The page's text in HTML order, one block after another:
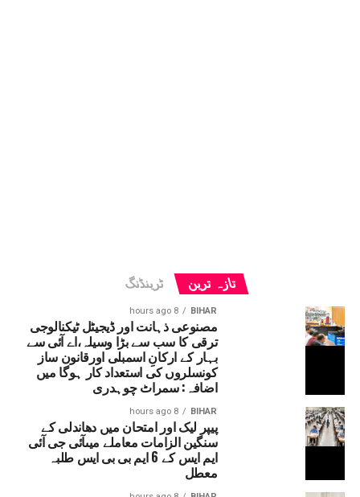
تازہ ترین ٹرینڈنگ
BIHAR
8 hours ago
مصنوعی ذہانت اور ڈیجیٹل ٹیکنالوجی
ترقی کا سب سے بڑا وسیلہ،اے آئی سے
بہار کے ارکانِ اسمبلی اورقانون ساز
کونسلروں کی استعداد کار ہوگا میں
اضافہ: سمراٹ چوہدری
BIHAR
8 hours ago
پیپر لیک اور امتحان میں دھاندلی کے
سنگین الزامات معاملے میںآئی جی آئی
ایم ایس کے 6 ایم بی بی ایس طلبہ
معطل